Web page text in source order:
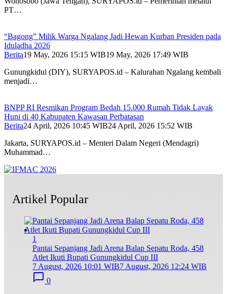
PT…
“Bagong” Milik Warga Ngalang Jadi Hewan Kurban Presiden pada
Iduladha 2026
Berita19 May, 2026 15:15 WIB19 May, 2026 17:49 WIB
Gunungkidul (DIY), SURYAPOS.id – Kalurahan Ngalang kembali
menjadi…
BNPP RI Resmikan Program Bedah 15.000 Rumah Tidak Layak
Huni di 40 Kabupaten Kawasan Perbatasan
Berita24 April, 2026 10:45 WIB24 April, 2026 15:52 WIB
Jakarta, SURYAPOS.id – Menteri Dalam Negeri (Mendagri)
Muhammad…
Artikel Popular
1
Pantai Sepanjang Jadi Arena Balap Sepatu Roda, 458
Atlet Ikuti Bupati Gunungkidul Cup III
7 August, 2026 10:01 WIB7 August, 2026 12:24 WIB
0